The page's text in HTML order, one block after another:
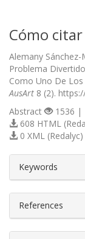
Cómo citar
Alemany Sánchez-
Problema
Como Uno De
AusArt 8 (2).
Abstract
1536 |
608 HTML
0 XML
Keywords
References